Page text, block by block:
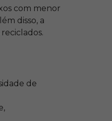
com menor
disso, a
de